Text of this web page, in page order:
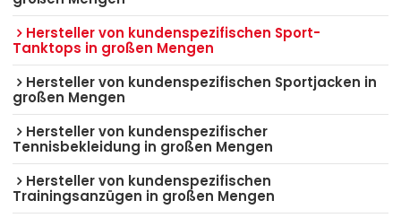
Hersteller von kundenspezifischen Sport-
Tanktops in großen Mengen
Hersteller von kundenspezifischen Sportjacken in
großen Mengen
Hersteller von kundenspezifischer
Tennisbekleidung in großen Mengen
Hersteller von kundenspezifischen
Trainingsanzügen in großen Mengen